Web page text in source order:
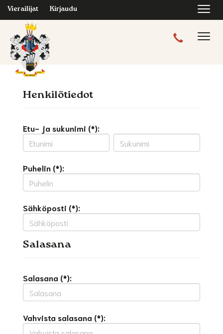
Vierailijat Kirjaudu
Henkilötiedot
Etu- ja sukunimi (*):
Puhelin (*):
Sähköposti (*):
Salasana
Salasana (*):
Vahvista salasana (*):